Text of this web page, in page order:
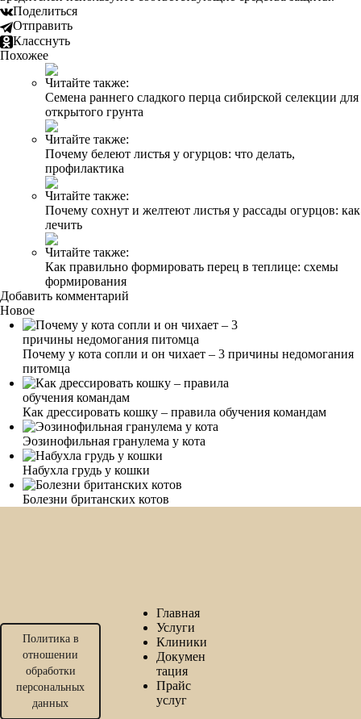
Поделиться
Отправить
Класснуть
Похожее
Читайте также:
Семена раннего сладкого перца сибирской селекции для
открытого грунта
Читайте также:
Почему белеют листья у огурцов: что делать,
профилактика
Читайте также:
Почему сохнут и желтеют листья у рассады огурцов: как
лечить
Читайте также:
Как правильно формировать перец в теплице: схемы
формирования
Добавить комментарий
Новое
Почему у кота сопли и он чихает – 3 причины недомогания
питомца
Как дрессировать кошку – правила обучения командам
Эозинофильная гранулема у кота
Набухла грудь у кошки
Болезни британских котов
Политика в
отношении
обработки
персональных
данных
Главная
Услуги
Клиники
Докумен
тация
Прайс
услуг